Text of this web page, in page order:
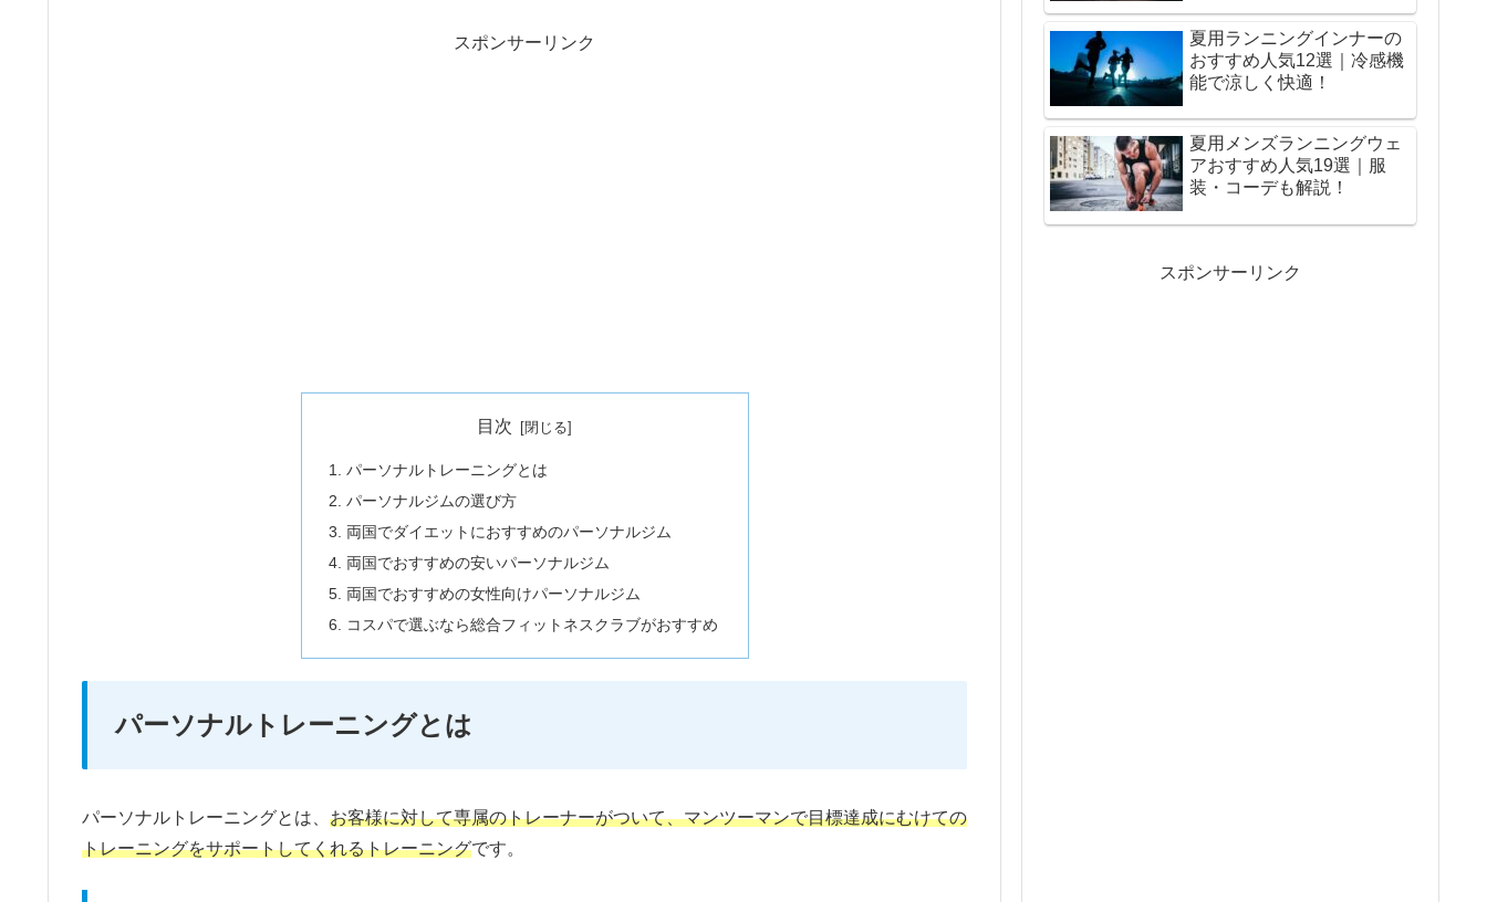
スポンサーリンク
目次
パーソナルトレーニングとは
パーソナルジムの選び方
両国でダイエットにおすすめのパーソナルジム
両国でおすすめの安いパーソナルジム
両国でおすすめの女性向けパーソナルジム
コスパで選ぶなら総合フィットネスクラブがおすすめ
パーソナルトレーニングとは
パーソナルトレーニングとは、 お客様に対して専属のトレーナーがついて、マンツーマンで目標達成にむけての
トレーニングをサポートしてくれるトレーニングです。
夏用ランニングインナーの
おすすめ人気12選｜冷感機
能で涼しく快適！
夏用メンズランニングウェ
アおすすめ人気19選｜服
装・コーデも解説！
スポンサーリンク